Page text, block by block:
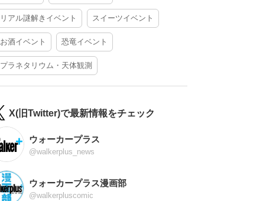
リアル謎解きイベント スイーツイベント
お酒イベント 恐竜イベント
プラネタリウム・天体観測
X(旧Twitter)で最新情報をチェック
ウォーカープラス
@walkerplus_news
ウォーカープラス漫画部
@walkerpluscomic